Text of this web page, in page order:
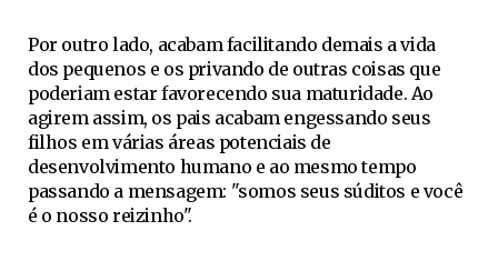
Por outro lado, acabam facilitando demais a vida
dos pequenos e os privando de outras coisas que
poderiam estar favorecendo sua maturidade. Ao
agirem assim, os pais acabam engessando seus
filhos em várias áreas potenciais de
desenvolvimento humano e ao mesmo tempo
passando a mensagem: "somos seus súditos e você
é o nosso reizinho".